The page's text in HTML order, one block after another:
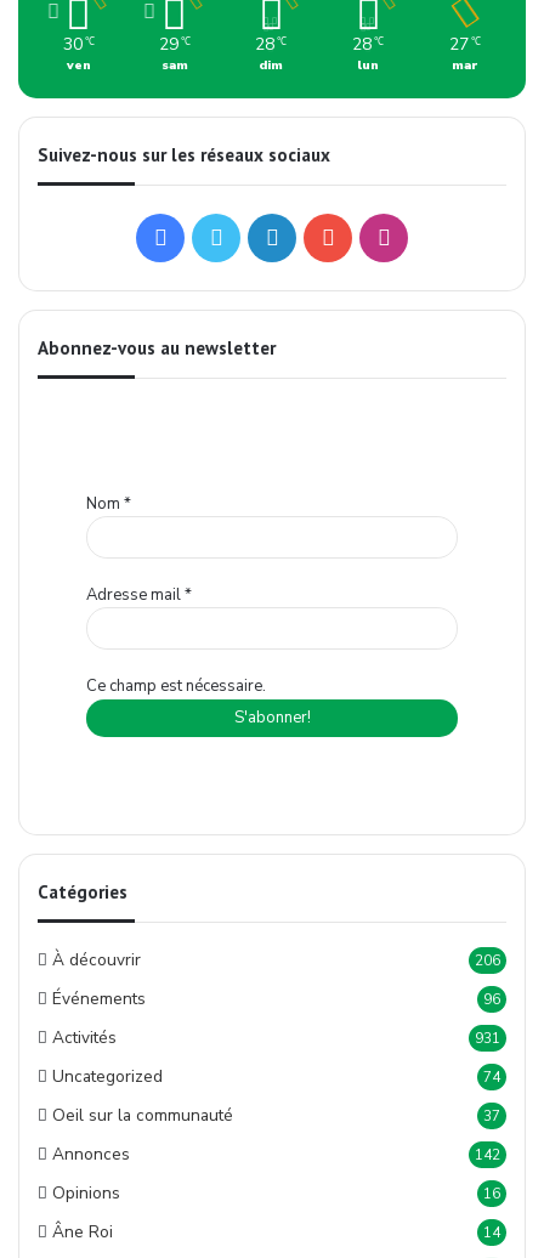
30 ℃
ven
29 ℃
sam
28℃
dim
28℃
lun
27℃
mar
Suivez-nous sur les réseaux sociaux
FacebookTwitterLinkedinYouTubeInstagram
Abonnez-vous au newsletter
Nom *
Adresse mail*
Ce champ est nécessaire.
Catégories
À découvrir 206
Événements 96
Activités 931
Uncategorized 74
Oeil sur la communauté 37
Annonces 142
Opinions 16
Âne Roi 14